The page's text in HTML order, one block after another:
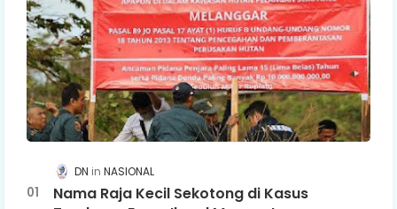
DN NASIONAL
Nama Raja Kecil Sekotong di Kasus